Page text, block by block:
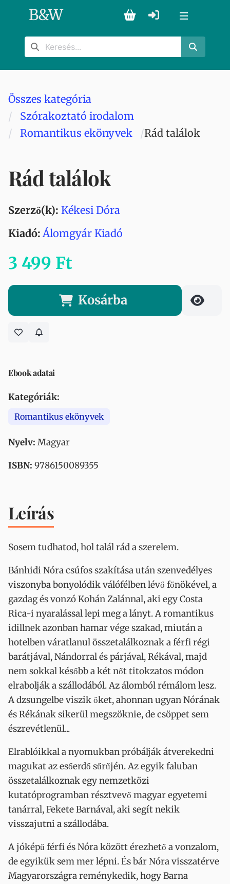
B&W
Összes kategória
Szórakoztató irodalom
Romantikus ekönyvek
Rád találok
Rád találok
Szerző(k): Kékesi Dóra
Kiadó: Álomgyár Kiadó
3 499 Ft
Kosárba
Ebook adatai
Kategóriák:
Romantikus ekönyvek
Nyelv: Magyar
ISBN: 9786150089355
Leírás
Sosem tudhatod, hol talál rád a szerelem.
Bánhidi Nóra csúfos szakítása után szenvedélyes
viszonyba bonyolódik válófélben lévő főnökével, a
gazdag és vonzó Kohán Zalánnal, aki egy Costa
Rica-i nyaralással lepi meg a lányt. A romantikus
idillnek azonban hamar vége szakad, miután a
hotelben váratlanul összetalálkoznak a férfi régi
barátjával, Nándorral és párjával, Rékával, majd
nem sokkal később a két nőt titokzatos módon
elrabolják a szállodából. Az álomból rémálom lesz.
A dzsungelbe viszik őket, ahonnan ugyan Nórának
és Rékának sikerül megszöknie, de csöppet sem
észrevétlenül...
Elrablóikkal a nyomukban próbálják átverekedni
magukat az esőerdő sűrűjén. Az egyik faluban
összetalálkoznak egy nemzetközi
kutatóprogramban résztvevő magyar egyetemi
tanárral, Fekete Barnával, aki segít nekik
visszajutni a szállodába.
A jóképű férfi és Nóra között érezhető a vonzalom,
de egyikük sem mer lépni. És bár Nóra visszatérve
Magyarországra reménykedik, hogy Barna